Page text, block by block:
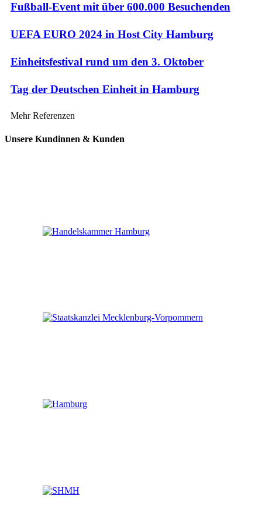
Fußball-Event mit über 600.000 Besuchenden
UEFA EURO 2024 in Host City Hamburg
Einheitsfestival rund um den 3. Oktober
Tag der Deutschen Einheit in Hamburg
Mehr Referenzen
Unsere Kundinnen & Kunden